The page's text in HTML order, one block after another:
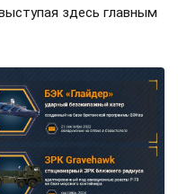
здесь главным